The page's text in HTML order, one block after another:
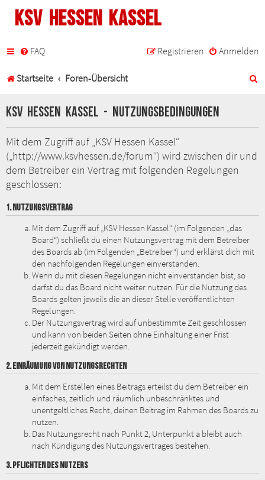
KSV Hessen Kassel
FAQ Anmelden
Registrieren
Startseite Foren-Übersicht
KSV Hessen Kassel - Nutzungsbedingungen
Mit dem Zugriff auf „KSV Hessen Kassel“
(„http://www.ksvhessen.de/forum“) wird zwischen dir und
dem Betreiber ein Vertrag mit folgenden Regelungen
geschlossen:
1. NUTZUNGSVERTRAG
Mit dem Zugriff auf „KSV Hessen Kassel“ (im Folgenden „das
Board“) schließt du einen Nutzungsvertrag mit dem Betreiber
des Boards ab (im Folgenden „Betreiber“) und erklärst dich mit
den nachfolgenden Regelungen einverstanden.
Wenn du mit diesen Regelungen nicht einverstanden bist, so
darfst du das Board nicht weiter nutzen. Für die Nutzung des
Boards gelten jeweils die an dieser Stelle veröffentlichten
Regelungen.
Der Nutzungsvertrag wird auf unbestimmte Zeit geschlossen
und kann von beiden Seiten ohne Einhaltung einer Frist
jederzeit gekündigt werden.
2. EINRÄUMUNG VON NUTZUNGSRECHTEN
Mit dem Erstellen eines Beitrags erteilst du dem Betreiber ein
einfaches, zeitlich und räumlich unbeschränktes und
unentgeltliches Recht, deinen Beitrag im Rahmen des Boards zu
nutzen.
Das Nutzungsrecht nach Punkt 2, Unterpunkt a bleibt auch
nach Kündigung des Nutzungsvertrages bestehen.
3. PFLICHTEN DES NUTZERS